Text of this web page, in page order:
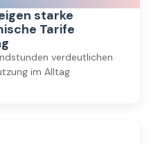
starke
Tarife
verdeutlichen
im Alltag